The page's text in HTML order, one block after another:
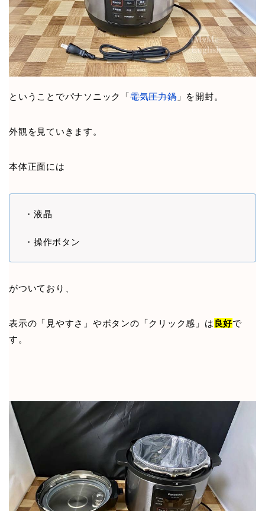
ということでパナソニック「電気圧力鍋」を開封。
外観を見ていきます。
本体正面には
・液晶
・操作ボタン
がついており、
表示の「見やすさ」やボタンの「クリック感」は 良好で
す。